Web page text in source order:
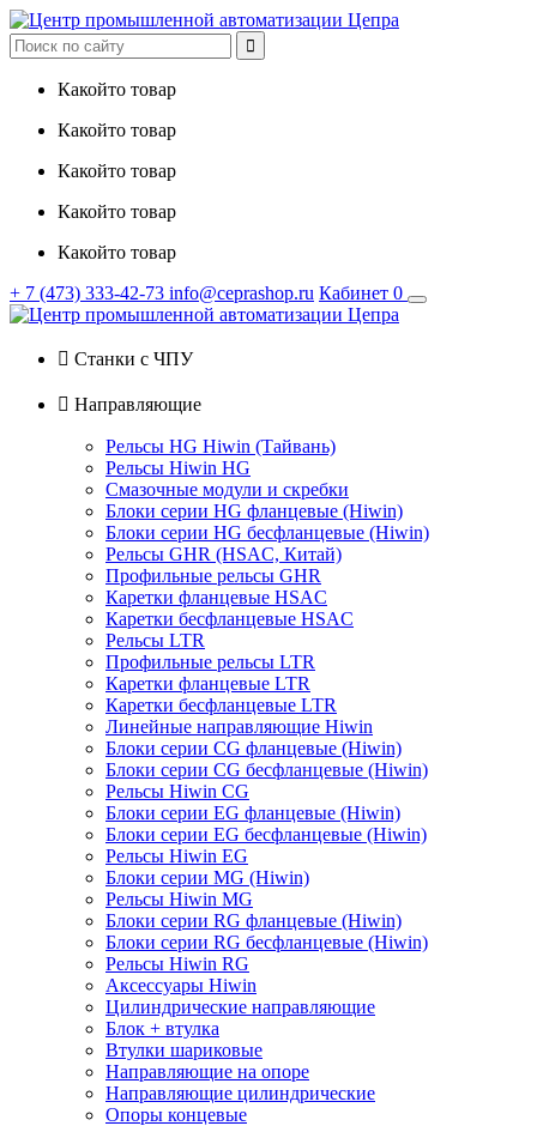

Какойто товар
Какойто товар
Какойто товар
Какойто товар
Какойто товар
+ 7 (473) 333-42-73 info@ceprashop.ru Кабинет 0
 Станки с ЧПУ
 Направляющие
Рельсы HG Hiwin (Тайвань)
Рельсы Hiwin HG
Смазочные модули и скребки
Блоки серии HG фланцевые (Hiwin)
Блоки серии HG бесфланцевые (Hiwin)
Рельсы GHR (HSAC, Китай)
Профильные рельсы GHR
Каретки фланцевые HSAC
Каретки бесфланцевые HSAC
Рельсы LTR
Профильные рельсы LTR
Каретки фланцевые LTR
Каретки бесфланцевые LTR
Линейные направляющие Hiwin
Блоки серии CG фланцевые (Hiwin)
Блоки серии CG бесфланцевые (Hiwin)
Рельсы Hiwin CG
Блоки серии EG фланцевые (Hiwin)
Блоки серии EG бесфланцевые (Hiwin)
Рельсы Hiwin EG
Блоки серии MG (Hiwin)
Рельсы Hiwin MG
Блоки серии RG фланцевые (Hiwin)
Блоки серии RG бесфланцевые (Hiwin)
Рельсы Hiwin RG
Аксессуары Hiwin
Цилиндрические направляющие
Блок + втулка
Втулки шариковые
Направляющие на опоре
Направляющие цилиндрические
Опоры концевые